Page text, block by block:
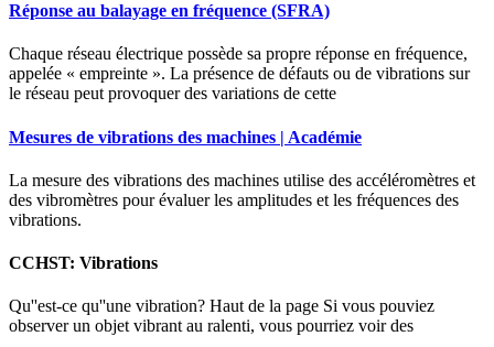
Réponse au balayage en fréquence (SFRA)
Chaque réseau électrique possède sa propre réponse en fréquence,
appelée « empreinte ». La présence de défauts ou de vibrations sur
le réseau peut provoquer des variations de cette
Mesures de vibrations des machines | Académie
La mesure des vibrations des machines utilise des accéléromètres et
des vibromètres pour évaluer les amplitudes et les fréquences des
vibrations.
CCHST: Vibrations
Qu''est-ce qu''une vibration? Haut de la page Si vous pouviez
observer un objet vibrant au ralenti, vous pourriez voir des